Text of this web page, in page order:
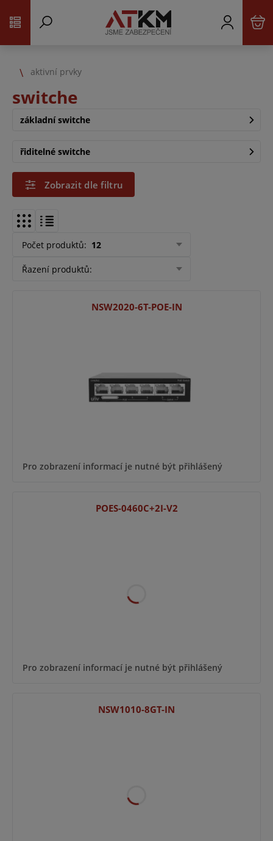
aktivní prvky
switche
základní switche
řiditelné switche
Zobrazit dle filtru
Počet produktů: 12
Řazení produktů:
NSW2020-6T-POE-IN
Pro zobrazení informací je nutné být přihlášený
POES-0460C+2I-V2
Pro zobrazení informací je nutné být přihlášený
NSW1010-8GT-IN